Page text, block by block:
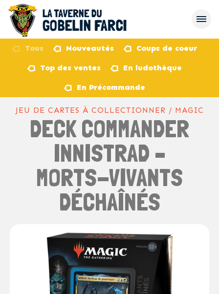
Tous Nouveautés Coups de coeur
Top des ventes En ludothèque
En Précommande
JEU DE CARTES À COLLECTIONNER / MAGIC
DECK COMMANDER
INNISTRAD –
MORTS-VIVANTS
DÉCHAÎNÉS